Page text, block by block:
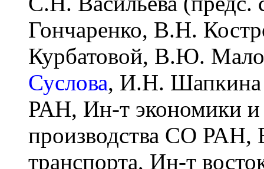
Гончаренко, В.Н.
Курбатовой, В.Ю.
Суслова, И.Н. Шапкина
РАН, Ин-т экономики
производства СО РАН,
транспорта, Ин-т